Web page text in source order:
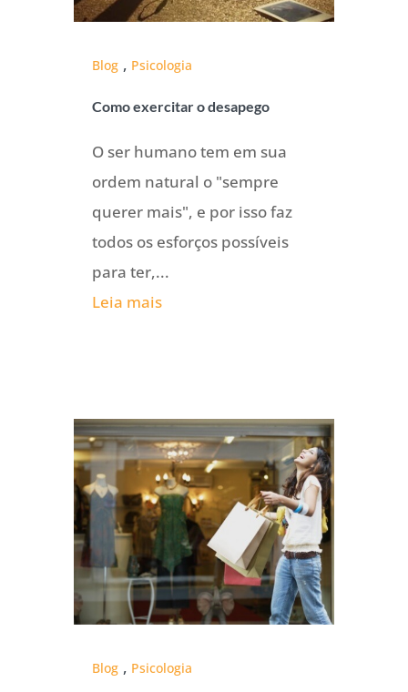
Blog , Psicologia
Como exercitar o desapego
O ser humano tem em sua
ordem natural o "sempre
querer mais", e por isso faz
todos os esforços possíveis
para ter,...
Leia mais
Blog , Psicologia